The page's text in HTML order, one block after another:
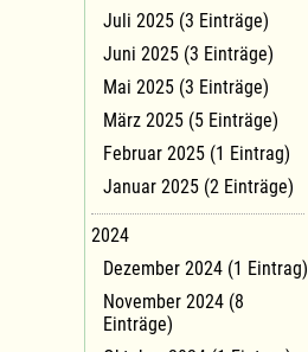
Juli 2025 (3 Einträge)
Juni 2025 (3 Einträge)
Mai 2025 (3 Einträge)
März 2025 (5 Einträge)
Februar 2025 (1 Eintrag)
Januar 2025 (2 Einträge)
2024
Dezember 2024 (1 Eintrag)
November 2024 (8
Einträge)